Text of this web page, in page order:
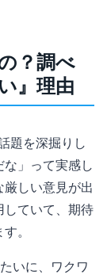
？調べ
』理由
題を深掘りし
」って実感し
しい意見が出
していて、期待
。
いに、ワクワ